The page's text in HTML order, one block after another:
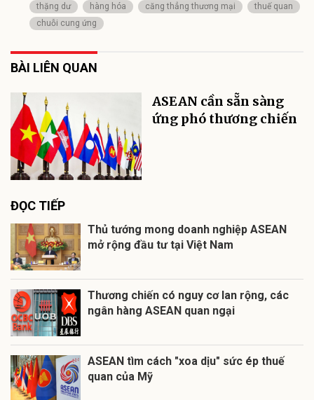
thặng dư
hàng hóa căng thẳng thương mại
thuế quan
chuỗi cung ứng
BÀI LIÊN QUAN
ASEAN cần sẵn sàng
ứng phó thương chiến
ĐỌC TIẾP
Thủ tướng mong doanh nghiệp ASEAN
mở rộng đầu tư tại Việt Nam
Thương chiến có nguy cơ lan rộng, các
ngân hàng ASEAN quan ngại
ASEAN tìm cách "xoa dịu" sức ép thuế
quan của Mỹ